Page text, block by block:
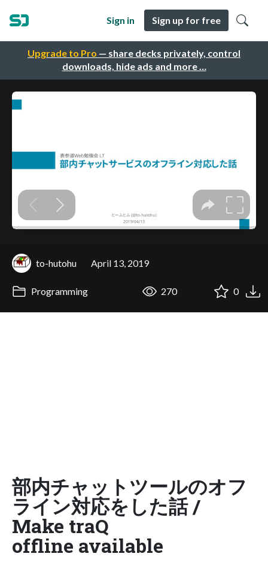
Upgrade to Pro — share decks privately, control
downloads, hide ads and more …
Sign in Sign up for free
to-hutohu April 13, 2019
Programming 270 0
部内チャットツールのオフ
ライン対応をした話 /
Make traQ
offline available